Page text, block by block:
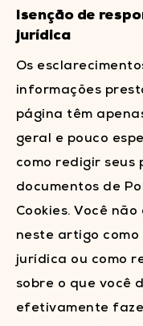
Isenção de
jurídica
Os
informações
página têm
geral e pouco
como redigir seus
documentos de
Cookies. Você
neste artigo
jurídica ou como
sobre o que você
efetivamente